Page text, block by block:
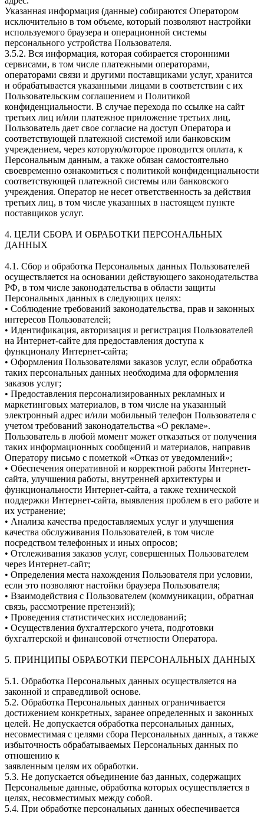
Указанная информация (данные) собираются Оператором
исключительно в том объеме, который позволяют настройки
используемого браузера и операционной системы
персонального устройства Пользователя.
3.5.2. Вся информация, которая собирается сторонними
сервисами, в том числе платежными операторами,
операторами связи и другими поставщиками услуг, хранится
и обрабатывается указанными лицами в соответствии с их
Пользовательским соглашением и Политикой
конфиденциальности. В случае перехода по ссылке на сайт
третьих лиц и/или платежное приложение третьих лиц,
Пользователь дает свое согласие на доступ Оператора и
соответствующей платежной системой или банковским
учреждением, через которую/которое проводится оплата, к
Персональным данным, а также обязан самостоятельно
своевременно ознакомиться с политикой конфиденциальности
соответствующей платежной системы или банковского
учреждения. Оператор не несет ответственность за действия
третьих лиц, в том числе указанных в настоящем пункте
поставщиков услуг.
4. ЦЕЛИ СБОРА И ОБРАБОТКИ ПЕРСОНАЛЬНЫХ
ДАННЫХ
4.1. Сбор и обработка Персональных данных Пользователей
осуществляется на основании действующего законодательства
РФ, в том числе законодательства в области защиты
Персональных данных в следующих целях:
• Соблюдение требований законодательства, прав и законных
интересов Пользователей;
• Идентификация, авторизация и регистрация Пользователей
на Интернет-сайте для предоставления доступа к
функционалу Интернет-сайта;
• Оформления Пользователями заказов услуг, если обработка
таких персональных данных необходима для оформления
заказов услуг;
• Предоставления персонализированных рекламных и
маркетинговых материалов, в том числе на указанный
электронный адрес и/или мобильный телефон Пользователя с
учетом требований законодательства «О рекламе».
Пользователь в любой момент может отказаться от получения
таких информационных сообщений и материалов, направив
Оператору письмо с пометкой «Отказ от уведомлений»;
• Обеспечения оперативной и корректной работы Интернет-
сайта, улучшения работы, внутренней архитектуры и
функциональности Интернет-сайта, а также технической
поддержки Интернет-сайта, выявления проблем в его работе и
их устранение;
• Анализа качества предоставляемых услуг и улучшения
качества обслуживания Пользователей, в том числе
посредством телефонных и иных опросов;
• Отслеживания заказов услуг, совершенных Пользователем
через Интернет-сайт;
• Определения места нахождения Пользователя при условии,
если это позволяют настойки браузера Пользователя;
• Взаимодействия с Пользователем (коммуникации, обратная
связь, рассмотрение претензий);
• Проведения статистических исследований;
• Осуществления бухгалтерского учета, подготовки
бухгалтерской и финансовой отчетности Оператора.
5. ПРИНЦИПЫ ОБРАБОТКИ ПЕРСОНАЛЬНЫХ ДАННЫХ
5.1. Обработка Персональных данных осуществляется на
законной и справедливой основе.
5.2. Обработка Персональных данных ограничивается
достижением конкретных, заранее определенных и законных
целей. Не допускается обработка персональных данных,
несовместимая с целями сбора Персональных данных, а также
избыточность обрабатываемых Персональных данных по
отношению к
заявленным целям их обработки.
5.3. Не допускается объединение баз данных, содержащих
Персональные данные, обработка которых осуществляется в
целях, несовместимых между собой.
5.4. При обработке персональных данных обеспечивается